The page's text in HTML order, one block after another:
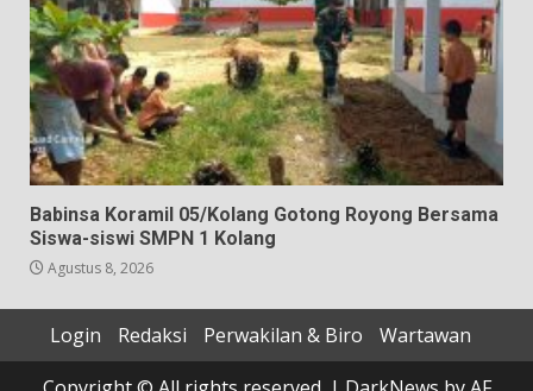
Babinsa Koramil 05/Kolang Gotong Royong Bersama
Siswa-siswi SMPN 1 Kolang
Agustus 8, 2026
Login Redaksi Perwakilan & Biro
Wartawan